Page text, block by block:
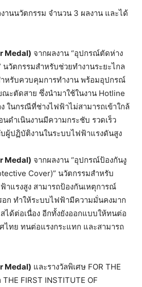
านนวัตกรรม จำนวน 3 ผลงาน และได้
Medal) จากผลงาน “อุปกรณ์ตัดห่าง
นวัตกรรมสำหรับช่วยทำงานระยะไกล
หรับควบคุมการทำงาน พร้อมอุปกรณ์
ะตัดสาย ซึ่งนำมาใช้ในงาน Hotline
ในกรณีที่ช่างไฟฟ้าไม่สามารถเข้าใกล้
ดำเนินงานมีความกระชับ รวดเร็ว
ผู้ปฏิบัติงานในระบบไฟฟ้าแรงดันสูง
Medal) จากผลงาน “อุปกรณ์ป้องกันงู
Cover)” นวัตกรรมสำหรับ
าแรงสูง สามารถป้องกันเหตุการณ์
ก ทำให้ระบบไฟฟ้ามีความมั่นคงมาก
ได้ต่อเนื่อง อีกทั้งยังออกแบบให้ทนต่อ
ไทย ทนต่อแรงกระแทก และสามารถ
Medal) และรางวัลพิเศษ FOR THE
FIRST INSTITUTE OF